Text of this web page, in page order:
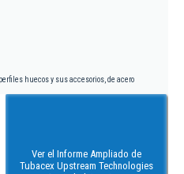
huecos y sus accesorios, de acero
Ver el Informe Ampliado de
Tubacex Upstream Technologies